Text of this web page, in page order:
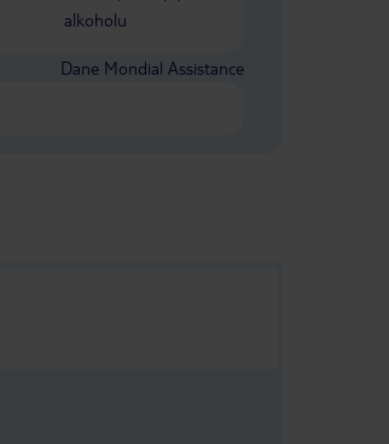
alkoholu
Dane Mondial Assistance